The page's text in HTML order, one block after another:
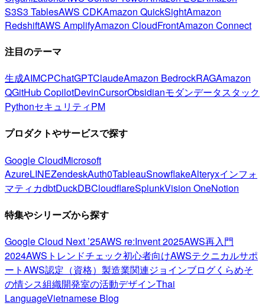
S3S3 TablesAWS CDKAmazon QuickSightAmazon
RedshiftAWS AmplifyAmazon CloudFrontAmazon Connect
注目のテーマ
生成AIMCPChatGPTClaudeAmazon BedrockRAGAmazon
QGitHub CopilotDevinCursorObsidianモダンデータスタック
PythonセキュリティPM
プロダクトやサービスで探す
Google CloudMicrosoft
AzureLINEZendeskAuth0TableauSnowflakeAlteryxインフォ
マティカdbtDuckDBCloudflareSplunkVision OneNotion
特集やシリーズから探す
Google Cloud Next ’25AWS re:Invent 2025AWS再入門
2024AWSトレンドチェック初心者向けAWSテクニカルサポ
ートAWS認定（資格） 製造業関連ジョインブログくらめそ
の情シス組織開発室の活動デザインThai
LanguageVietnamese Blog